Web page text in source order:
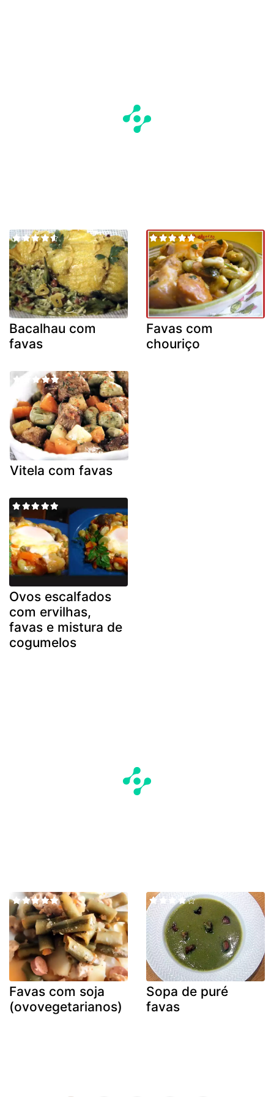
Bacalhau com
favas
Favas com
chouriço
Vitela com favas
Ovos escalfados
com ervilhas,
favas e mistura de
cogumelos
Favas com soja
(ovovegetarianos)
Sopa de puré
favas